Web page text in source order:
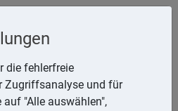
ist keine
die fehlerfreie
Zugriffsanalyse und für
"Alle auswählen",